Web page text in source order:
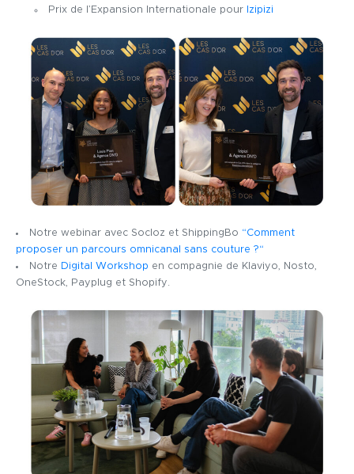
Prix de l’Expansion Internationale pour
Izipizi
Notre webinar avec Socloz et ShippingBo “Comment
proposer un parcours omnicanal sans couture ?“
Notre Digital Workshop en compagnie de Klaviyo, Nosto,
OneStock, Payplug et Shopify.